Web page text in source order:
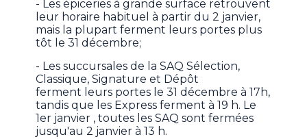
- Les épiceries à grande surface retrouvent
leur horaire habituel à partir du 2 janvier,
mais la plupart ferment leurs portes plus
tôt le 31 décembre;
- Les succursales de la SAQ Sélection,
Classique, Signature et Dépôt
ferment leurs portes le 31 décembre à 17h,
tandis que les Express ferment à 19 h. Le
1er janvier , toutes les SAQ sont fermées
jusqu'au 2 janvier à 13 h.